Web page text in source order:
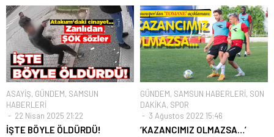
ASAYİŞ, GÜNDEM, SAMSUN
HABERLERİ
22 Nisan 2025 21:22
İŞTE BÖYLE ÖLDÜRDÜ!
GÜNDEM, SAMSUN HABERLERİ, SON
DAKİKA, SPOR
3 Ağustos 2022 15:46
‘KAZANCIMIZ OLMAZSA…’